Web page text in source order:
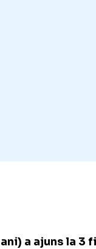
a ajuns la 3